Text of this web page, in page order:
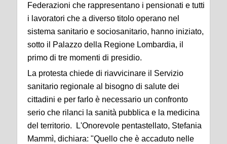
Federazioni che rappresentano i pensionati e tutti
i lavoratori che a diverso titolo operano nel
sistema sanitario e sociosanitario, hanno iniziato,
sotto il Palazzo della Regione Lombardia, il
primo di tre momenti di presidio.
La protesta chiede di riavvicinare il Servizio
sanitario regionale al bisogno di salute dei
cittadini e per farlo è necessario un confronto
serio che rilanci la sanità pubblica e la medicina
del territorio. L'Onorevole pentastellato, Stefania
Mammì, dichiara: "Quello che è accaduto nelle